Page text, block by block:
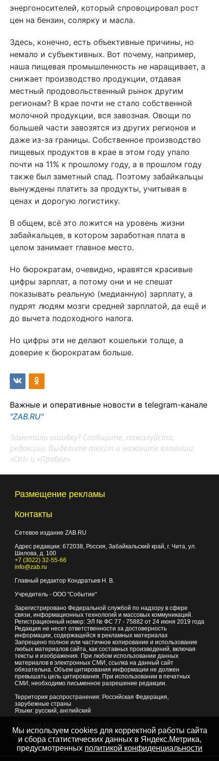
энергоносителей, который спровоцировал рост
цен на бензин, солярку и масла.
Здесь, конечно, есть объективные причины, но
немало и субъективных. Вот почему, например,
наша пищевая промышленность не наращивает, а
снижает производство продукции, отдавая
местный продовольственный рынок другим
регионам? В крае почти не стало собственной
молочной продукции, вся завозная. Овощи по
большей части завозятся из других регионов и
даже из-за границы. Собственное производство
пищевых продуктов в крае в этом году упало
почти на 11% к прошлому году, а в прошлом году
также был заметный спад. Поэтому забайкальцы
вынуждены платить за продукты, учитывая в
ценах и дорогую логистику.
В общем, всё это ложится на уровень жизни
забайкальцев, в котором заработная плата в
целом занимает главное место.
Но бюрократам, очевидно, нравятся красивые
цифры зарплат, а потому они и не спешат
показывать реальную (медианную) зарплату, а
пудрят людям мозги средней зарплатой, да ещё и
до вычета подоходного налога.
Но цифры эти не делают кошельки толще, а
доверие к бюрократам больше.
Важные и оперативные новости в telegram-канале
"ZAB.RU"
Заметили ошибку? Сообщите, пожалуйста,
редакции. Выделите текст и нажмите клавиши
«Ctrl» и «Пробел»
Размещение рекламы
Контакты
Сетевое издание ZAB.RU
Адрес редакции: 672038, Россия, Забайкальский край, г. Чита, ул.
Шилова, д. 100
+7 (3022) 32-55-66
info@zab.ru
Главный редактор Кондратьев Н. В.
Учредитель - ООО "Событие"
Зарегистрировано Федеральной службой по надзору в сфере
связи, информационных технологий и массовых коммуникаций.
Регистрационный номер: ЭЛ № ФС 77 - 75882 от 24 июня 2019 года
Редакция не несет ответственности за достоверность
информации, содержащейся в рекламных материалах
Запрещено полное или частичное копирование и использование
любых материалов сайта, как составных произведений, включая
тексты и изображения. При любом использовании данных
материалов в электронных СМИ, ссылка на данный сайт
обязательна. Объем цитирования информации не должен
превышать цель цитирования. При использовании в печатных
СМИ, необходимо письменное разрешение редакции.
Территория распространения: Российская Федерация,
зарубежные страны
Языки: русский, английский
© 2007 - 2026Портал Читы и Забайкальского края
Мы используем cookies для корректной работы сайта
и сбора статистических данных в Яндекс.Метрика,
предусмотренных политикой конфиденциальности